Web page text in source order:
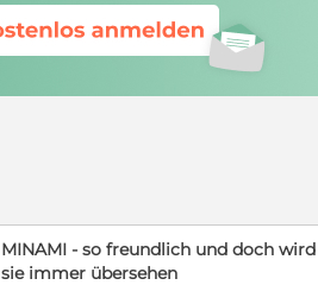
MINAMI - so freundlich und doch wird
sie immer übersehen